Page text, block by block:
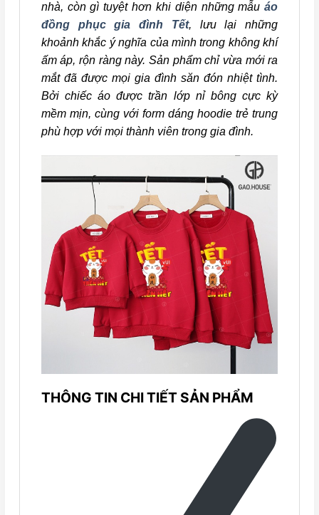
nhà, còn gì tuyệt hơn khi diện những mẫuáo
đồng phục gia đình Tết, lưu lại những
khoảnh khắc ý nghĩa của mình trong không khí
ấm áp, rộn ràng này. Sản phẩm chỉ vừa mới ra
mắt đã được mọi gia đình săn đón nhiệt tình.
Bởi chiếc áo được trần lớp nỉ bông cực kỳ
mềm mịn, cùng với form dáng hoodie trẻ trung
phù hợp với mọi thành viên trong gia đình.
THÔNG TIN CHI TIẾT SẢN PHẨM